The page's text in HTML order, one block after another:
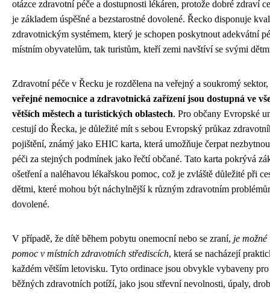
otázce zdravotní péče a dostupnosti lékáren, protože dobré zdraví
je základem úspěšné a bezstarostné dovolené. Řecko disponuje
zdravotnickým systémem, který je schopen poskytnout adekvátní
místním obyvatelům, tak turistům, kteří zemi navštíví se svými
Zdravotní péče v Řecku je rozdělena na veřejný a soukromý
veřejné nemocnice a zdravotnická zařízení jsou dostupná ve
větších městech a turistických oblastech. Pro občany Evropské
cestují do Řecka, je důležité mít s sebou Evropský průkaz
pojištění, známý jako EHIC karta, která umožňuje čerpat
péči za stejných podmínek jako řečtí občané. Tato karta pokrývá
ošetření a naléhavou lékařskou pomoc, což je zvláště důležité při
dětmi, které mohou být náchylnější k různým zdravotním
dovolené.
V případě, že dítě během pobytu onemocní nebo se zraní, je
pomoc v místních zdravotních střediscích, která se nacházejí
každém větším letovisku. Tyto ordinace jsou obvykle vybaveny pro
běžných zdravotních potíží, jako jsou střevní nevolnosti, úpaly,